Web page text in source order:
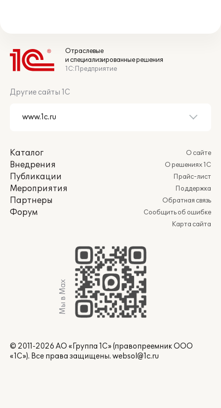
Отраслевые
и специализированные решения
1С:Предприятие
Другие сайты 1С
Каталог
Внедрения
Публикации
Мероприятия
Партнеры
Форум
О сайте
О решениях 1С
Прайс-лист
Поддержка
Обратная связь
Сообщить об ошибке
Карта сайта
Мы в Max
© 2011-2026 АО «Группа 1С» (правопреемник ООО
«1С»). Все права защищены. websol@1c.ru